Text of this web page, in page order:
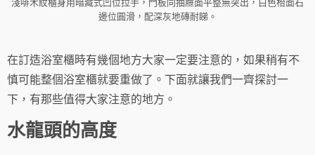
淺啡木紋櫃身用暗藏式凹位拉手，門板同抽屜面平整無突出，白色枱面石
邊位圓滑，配深灰地磚耐睇。
在訂造浴室櫃時有幾個地方大家一定要注意的，如果稍有不
慎可能整個浴室櫃就要重做了。下面就讓我們一齊探討一
下，有那些值得大家注意的地方。
水龍頭的高度